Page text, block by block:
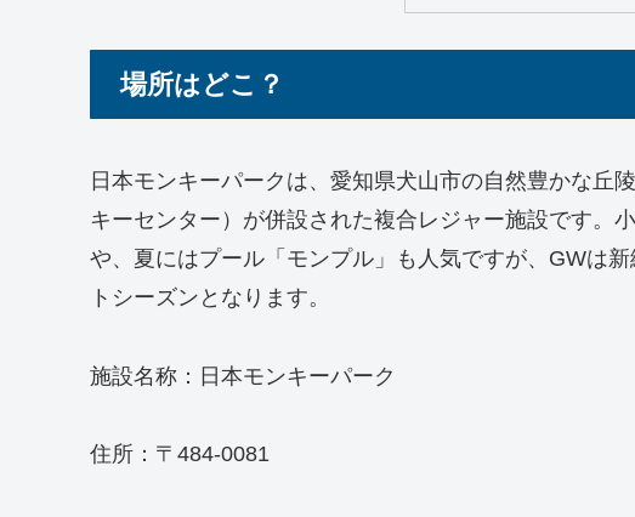
場所はどこ？
日本モンキーパークは、愛知県犬山市の自然豊かな丘
キーセンター）が併設された複合レジャー施設です。
や、夏にはプール「モンプル」も人気ですが、GWは
トシーズンとなります。
施設名称：日本モンキーパーク
住所：〒484-0081